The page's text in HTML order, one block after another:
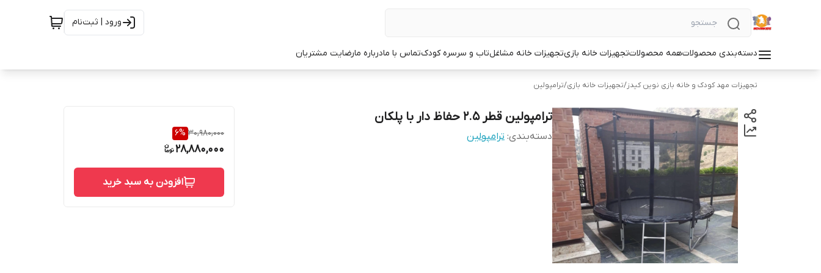
ورود | ثبت‌نام
دسته‌بندی محصولاتهمه محصولاتتجهیزات خانه بازیتجهیزات خانه مشاغلتاب و سرسره کودکتماس با مادرباره مارضایت مشتریان
تجهیزات مهد کودک و خانه بازی نوین کیدز/تجهیزات خانه بازی/ترامپولین
ترامپولین قطر 2.5 حفاظ دار با پلکان
دسته‌بندی: ترامپولین 30,980,000
6%
28,880,000
افزودن به سبد خرید